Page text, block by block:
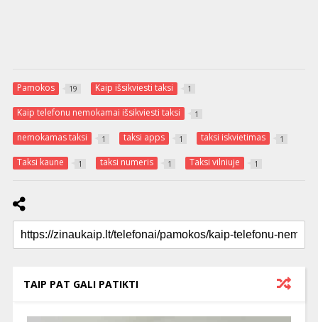
Pamokos 19 Kaip išsikviesti taksi 1
Kaip telefonu nemokamai išsikviesti taksi 1
nemokamas taksi 1 taksi apps 1 taksi iskvietimas 1
Taksi kaune 1 taksi numeris 1 Taksi vilniuje 1
TAIP PAT GALI PATIKTI